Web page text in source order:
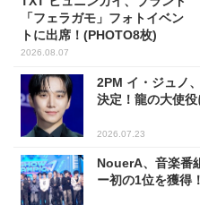
「フェラガモ」フォトイベン
トに出席！(PHOTO8枚)
2026.08.07
2PM イ・ジュノ
決定！龍の大使
2026.07.23
NouerA、音楽番
ー初の1位を獲得